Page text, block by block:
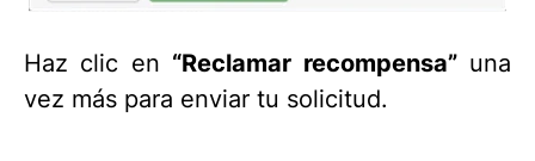
Haz clic en “Reclamar recompensa”una
vez más para enviar tu solicitud.